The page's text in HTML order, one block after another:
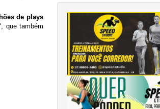
de plays
que também